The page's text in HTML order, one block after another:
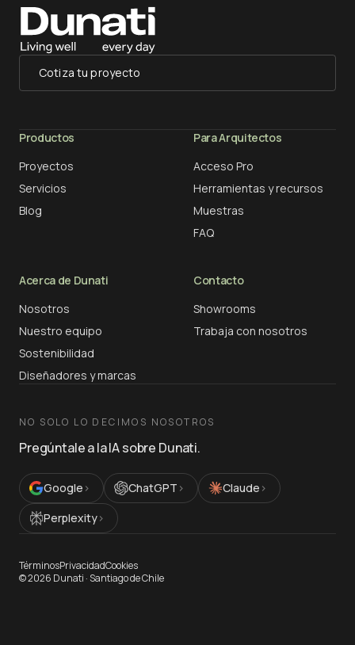
Cotiza tu proyecto
Productos
Proyectos
Servicios
Blog
Para Arquitectos
Acceso Pro
Herramientas y recursos
Muestras
FAQ
Acerca de Dunati
Nosotros
Nuestro equipo
Sostenibilidad
Diseñadores y marcas
Contacto
Showrooms
Trabaja con nosotros
NO SOLO LO DECIMOS NOSOTROS
Pregúntale a la IA sobre Dunati.
Google › ChatGPT › Claude ›
Perplexity›
TérminosPrivacidadCookies
©2026 Dunati · Santiago de Chile